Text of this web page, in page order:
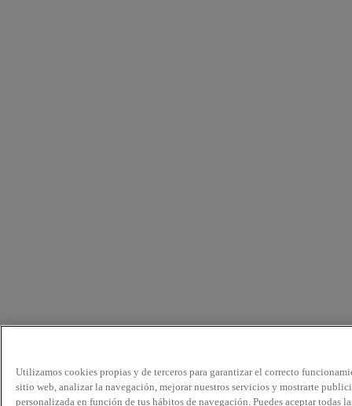
Utilizamos cookies propias y de terceros para garantizar el correcto
sitio web, analizar la navegación, mejorar nuestros servicios y mostrarte
personalizada en función de tus hábitos de navegación. Puedes aceptar todas